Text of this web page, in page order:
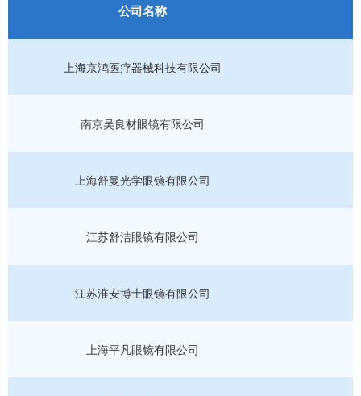
公司名称
上海京鸿医疗器械科技有限公司
南京吴良材眼镜有限公司
上海舒曼光学眼镜有限公司
江苏舒洁眼镜有限公司
江苏淮安博士眼镜有限公司
上海平凡眼镜有限公司